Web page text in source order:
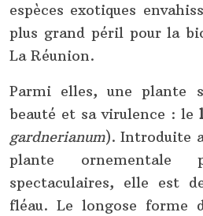
espèces exotiques
plus grand péril pour la
La Réunion.
Parmi elles, une plante
beauté et sa virulence : le
gardnerianum). Introduite
plante ornementale
spectaculaires, elle est
fléau. Le longose forme